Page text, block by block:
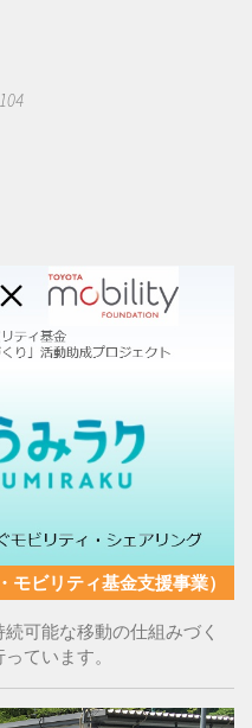
ビリティ基金支援事業）
可能な移動の仕組みづく
ています。